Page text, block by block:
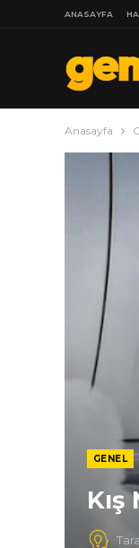
ANASAYFA
Anasayfa
GENEL